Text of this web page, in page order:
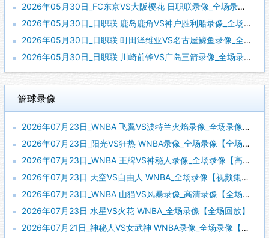
2026年05月30日_FC东京VS大阪樱花 日职联录像_全场录像【视频集锦】
2026年05月30日_日职联 鹿岛鹿角VS神户胜利船录像_全场录像【全场回放】
2026年05月30日_日职联 町田泽维亚VS名古屋鲸鱼录像_全场录像【全场回放】
2026年05月30日_日职联 川崎前锋VS广岛三箭录像_全场录像【全场回放】
篮球录像
2026年07月23日_WNBA 飞翼VS波特兰火焰录像_全场录像【视频集锦】
2026年07月23日_阳光VS狂热 WNBA录像_全场录像【全场回放】
2026年07月23日_WNBA 王牌VS神秘人录像_全场录像【高清回放】
2026年07月23日 天空VS自由人 WNBA_全场录像【视频集锦】
2026年07月23日_WNBA 山猫VS风暴录像_高清录像【全场回放】
2026年07月23日 水星VS火花 WNBA_全场录像【全场回放】
2026年07月21日_神秘人VS女武神 WNBA录像_全场录像【视频集锦】